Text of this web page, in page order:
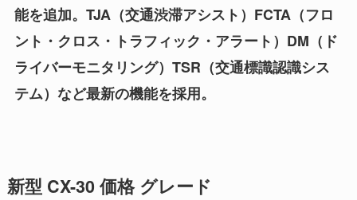
能を追加。TJA（交通渋滞アシスト）FCTA（フロ
ント・クロス・トラフィック・アラート）DM（ド
ライバーモニタリング）TSR（交通標識認識シス
テム）など最新の機能を採用。
新型 CX-30 価格 グレード